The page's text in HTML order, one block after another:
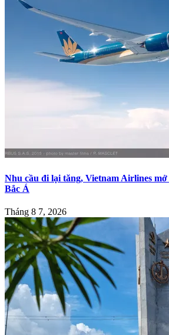
Nhu cầu đi lại tăng, Vietnam Airlines
Bắc Á
Tháng 8 7, 2026